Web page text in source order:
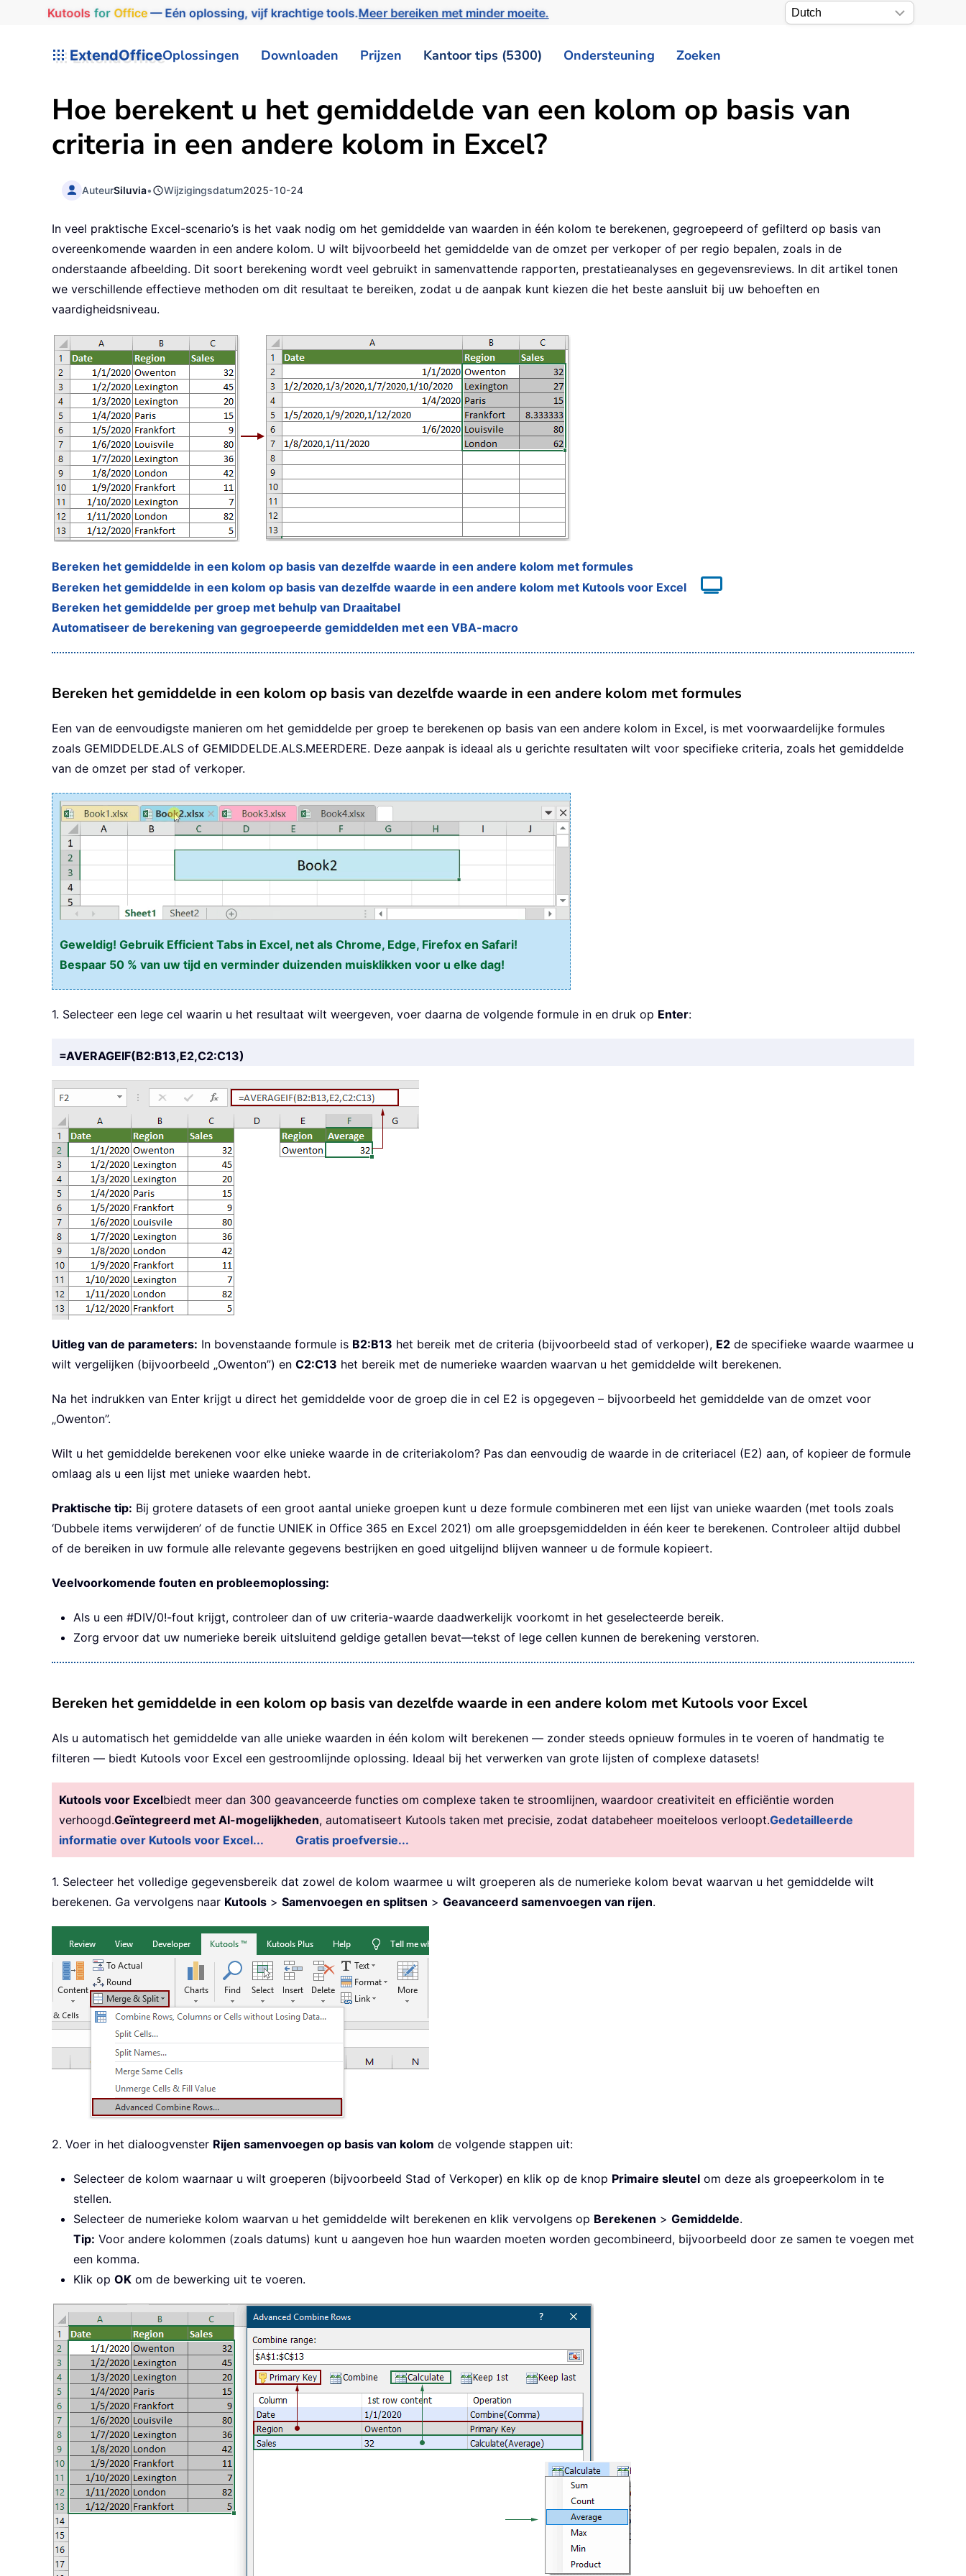
Kutools for Office— Eén oplossing, vijf krachtige tools.Meer bereiken met minder moeite.
ExtendOfficeOplossingen Downloaden Prijzen Kantoor tips (5300) Ondersteuning Zoeken
Hoe berekent u het gemiddelde van een kolom op basis van
criteria in een andere kolom in Excel?
AuteurSiluvia• Wijzigingsdatum2025-10-24
In veel praktische Excel-scenario’s is het vaak nodig om het gemiddelde van waarden in één kolom te berekenen, gegroepeerd of gefilterd op basis van
overeenkomende waarden in een andere kolom. U wilt bijvoorbeeld het gemiddelde van de omzet per verkoper of per regio bepalen, zoals in de
onderstaande afbeelding. Dit soort berekening wordt veel gebruikt in samenvattende rapporten, prestatieanalyses en gegevensreviews. In dit artikel tonen
we verschillende effectieve methoden om dit resultaat te bereiken, zodat u de aanpak kunt kiezen die het beste aansluit bij uw behoeften en
vaardigheidsniveau.
Bereken het gemiddelde in een kolom op basis van dezelfde waarde in een andere kolom met formules
Bereken het gemiddelde in een kolom op basis van dezelfde waarde in een andere kolom met Kutools voor Excel
Bereken het gemiddelde per groep met behulp van Draaitabel
Automatiseer de berekening van gegroepeerde gemiddelden met een VBA-macro
Bereken het gemiddelde in een kolom op basis van dezelfde waarde in een andere kolom met formules
Een van de eenvoudigste manieren om het gemiddelde per groep te berekenen op basis van een andere kolom in Excel, is met voorwaardelijke formules
zoals GEMIDDELDE.ALS of GEMIDDELDE.ALS.MEERDERE. Deze aanpak is ideaal als u gerichte resultaten wilt voor specifieke criteria, zoals het gemiddelde
van de omzet per stad of verkoper.
Geweldig! Gebruik Efficient Tabs in Excel, net als Chrome, Edge, Firefox en Safari!
Bespaar 50 % van uw tijd en verminder duizenden muisklikken voor u elke dag!
1. Selecteer een lege cel waarin u het resultaat wilt weergeven, voer daarna de volgende formule in en druk op Enter:
=AVERAGEIF(B2:B13,E2,C2:C13)
Uitleg van de parameters: In bovenstaande formule is B2:B13 het bereik met de criteria (bijvoorbeeld stad of verkoper), E2 de specifieke waarde waarmee u
wilt vergelijken (bijvoorbeeld „Owenton”) en C2:C13 het bereik met de numerieke waarden waarvan u het gemiddelde wilt berekenen.
Na het indrukken van Enter krijgt u direct het gemiddelde voor de groep die in cel E2 is opgegeven – bijvoorbeeld het gemiddelde van de omzet voor
„Owenton”.
Wilt u het gemiddelde berekenen voor elke unieke waarde in de criteriakolom? Pas dan eenvoudig de waarde in de criteriacel (E2) aan, of kopieer de formule
omlaag als u een lijst met unieke waarden hebt.
Praktische tip: Bij grotere datasets of een groot aantal unieke groepen kunt u deze formule combineren met een lijst van unieke waarden (met tools zoals
‘Dubbele items verwijderen’ of de functie UNIEK in Office 365 en Excel 2021) om alle groepsgemiddelden in één keer te berekenen. Controleer altijd dubbel
of de bereiken in uw formule alle relevante gegevens bestrijken en goed uitgelijnd blijven wanneer u de formule kopieert.
Veelvoorkomende fouten en probleemoplossing:
Als u een #DIV/0!-fout krijgt, controleer dan of uw criteria-waarde daadwerkelijk voorkomt in het geselecteerde bereik.
Zorg ervoor dat uw numerieke bereik uitsluitend geldige getallen bevat—tekst of lege cellen kunnen de berekening verstoren.
Bereken het gemiddelde in een kolom op basis van dezelfde waarde in een andere kolom met Kutools voor Excel
Als u automatisch het gemiddelde van alle unieke waarden in één kolom wilt berekenen — zonder steeds opnieuw formules in te voeren of handmatig te
filteren — biedt Kutools voor Excel een gestroomlijnde oplossing. Ideaal bij het verwerken van grote lijsten of complexe datasets!
Kutools voor Excelbiedt meer dan 300 geavanceerde functies om complexe taken te stroomlijnen, waardoor creativiteit en efficiëntie worden
verhoogd.Geïntegreerd met AI-mogelijkheden, automatiseert Kutools taken met precisie, zodat databeheer moeiteloos verloopt.Gedetailleerde
informatie over Kutools voor Excel...
Gratis proefversie...
1. Selecteer het volledige gegevensbereik dat zowel de kolom waarmee u wilt groeperen als de numerieke kolom bevat waarvan u het gemiddelde wilt
berekenen. Ga vervolgens naar Kutools > Samenvoegen en splitsen > Geavanceerd samenvoegen van rijen.
2. Voer in het dialoogvenster Rijen samenvoegen op basis van kolom de volgende stappen uit:
Selecteer de kolom waarnaar u wilt groeperen (bijvoorbeeld Stad of Verkoper) en klik op de knop Primaire sleutel om deze als groepeerkolom in te
stellen.
Selecteer de numerieke kolom waarvan u het gemiddelde wilt berekenen en klik vervolgens op Berekenen > Gemiddelde.
Tip: Voor andere kolommen (zoals datums) kunt u aangeven hoe hun waarden moeten worden gecombineerd, bijvoorbeeld door ze samen te voegen met
een komma.
Klik op OK om de bewerking uit te voeren.